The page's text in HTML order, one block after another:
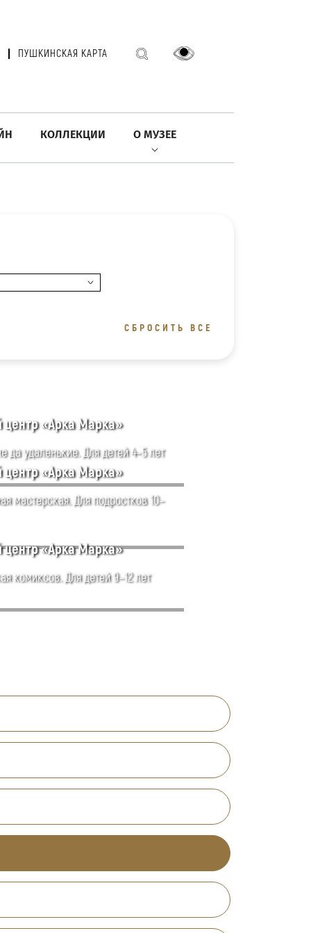
ПУШКИНСКАЯ КАРТА
КОЛЛЕКЦИИ О МУЗЕЕ
СБРОСИТЬ ВСЕ
центр «Арка Марка»
да удаленькие. Для детей 4–5 лет
центр «Арка Марка»
мастерская. Для подростков 10–
центр «Арка Марка»
комиксов. Для детей 9–12 лет